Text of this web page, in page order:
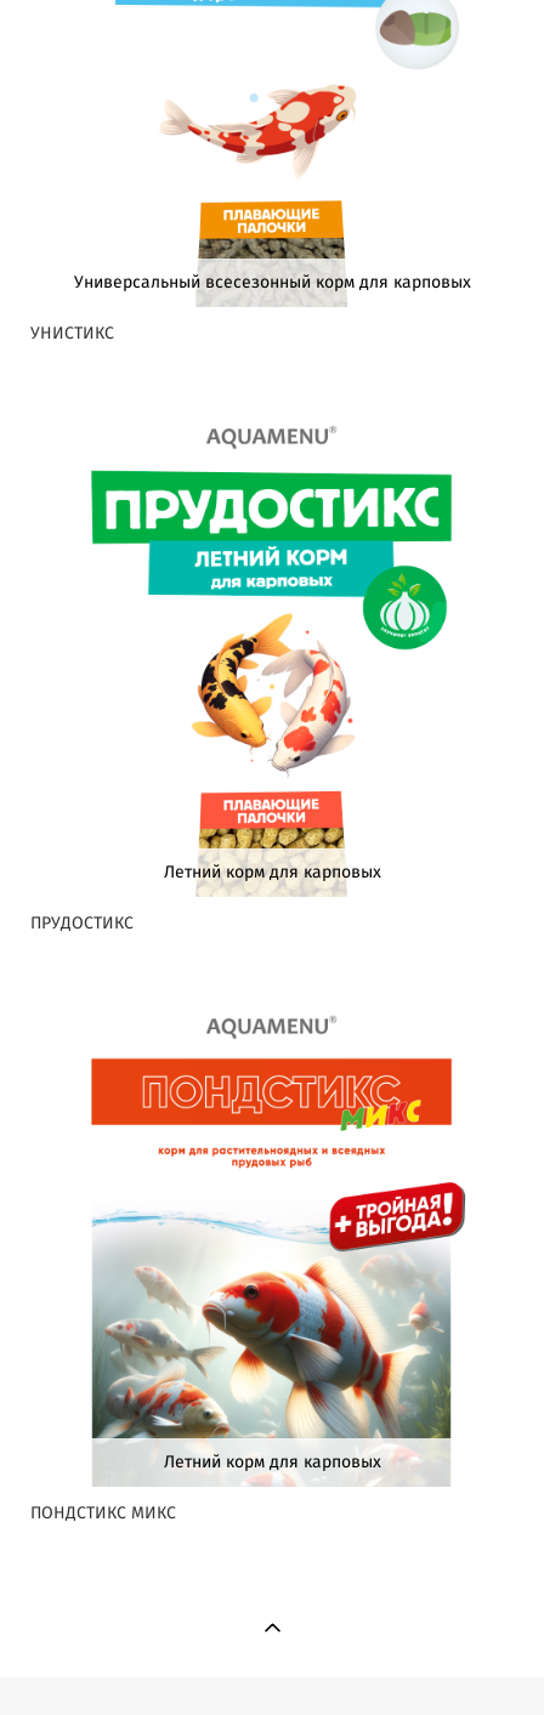
Универсальный всесезонный корм для карповых
УНИСТИКС
Летний корм для карповых
ПРУДОСТИКС
Летний корм для карповых
ПОНДСТИКС МИКС